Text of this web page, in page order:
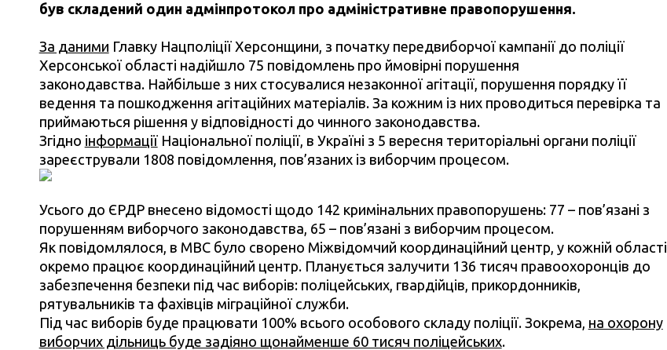
був складений один адмінпротокол про адміністративне правопорушення.
За даними Главку Нацполіції Херсонщини, з початку передвиборчої кампанії до поліції
Херсонської області надійшло 75 повідомлень про ймовірні порушення
законодавства. Найбільше з них стосувалися незаконної агітації, порушення порядку її
ведення та пошкодження агітаційних матеріалів. За кожним із них проводиться перевірка та
приймаються рішення у відповідності до чинного законодавства.
Згідно інформаціїНаціональної поліції, в Україні з 5 вересня територіальні органи поліції
зареєстрували 1808 повідомлення, пов’язаних із виборчим процесом.
Усього до ЄРДР внесено відомості щодо 142 кримінальних правопорушень: 77 – пов’язані з
порушенням виборчого законодавства, 65 – пов’язані з виборчим процесом.
Як повідомлялося, в МВС було сворено Міжвідомчий координаційний центр, у кожній області
окремо працює координаційний центр. Планується залучити 136 тисяч правоохоронців до
забезпечення безпеки під час виборів: поліцейських, гвардійців, прикордонників,
рятувальників та фахівців міграційної служби.
Під час виборів буде працювати 100% всього особового складу поліції. Зокрема, на охорону
виборчих дільниць буде задіяно щонайменше 60 тисяч поліцейських.